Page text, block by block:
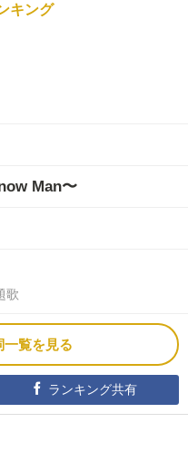
キング
Man〜
歌
覧を見る
ランキング共有